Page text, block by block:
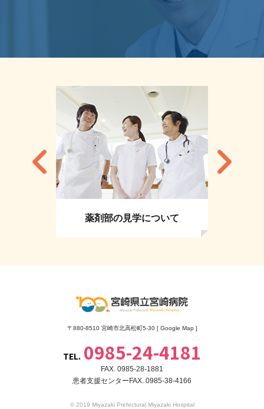
薬剤部の見学について
〒880-8510 宮崎市北高松町5-30 [ Google Map]
TEL. 0985-24-4181
FAX. 0985-28-1881
患者支援センターFAX. 0985-38-4166
© 2019 Miyazaki Prefectural Miyazaki Hospital